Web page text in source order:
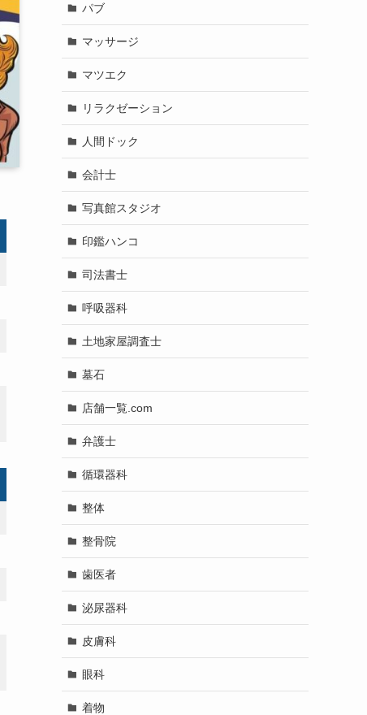
パブ
マッサージ
マツエク
リラクゼーション
人間ドック
会計士
写真館スタジオ
印鑑ハンコ
司法書士
呼吸器科
土地家屋調査士
墓石
店舗一覧.com
弁護士
循環器科
整体
整骨院
歯医者
泌尿器科
皮膚科
眼科
着物